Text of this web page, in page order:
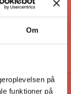
Om
på
funktioner på